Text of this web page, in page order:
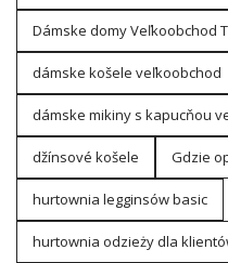
Dámske domy Veľkoobchod
dámske košele veľkoobchod
dámske mikiny s kapucňou
džínsové košele Gdzie
hurtownia legginsów basic
hurtownia odzieży dla